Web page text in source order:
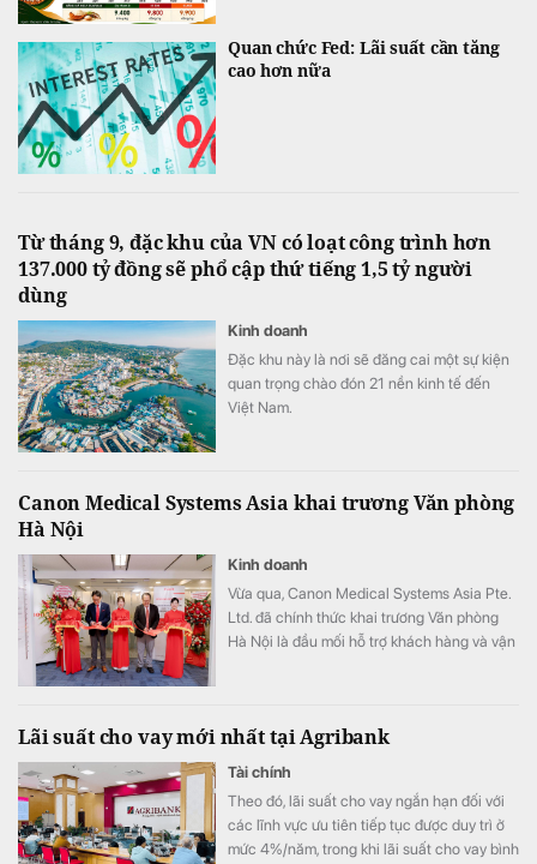
Quan chức Fed: Lãi suất cần tăng
cao hơn nữa
Từ tháng 9, đặc khu của VN có loạt công trình hơn
137.000 tỷ đồng sẽ phổ cập thứ tiếng 1,5 tỷ người
dùng
Kinh doanh
Đặc khu này là nơi sẽ đăng cai một sự kiện
quan trọng chào đón 21 nền kinh tế đến
Việt Nam.
Canon Medical Systems Asia khai trương Văn phòng
Hà Nội
Kinh doanh
Vừa qua, Canon Medical Systems Asia Pte.
Ltd. đã chính thức khai trương Văn phòng
Hà Nội là đầu mối hỗ trợ khách hàng và vận
Lãi suất cho vay mới nhất tại Agribank
Tài chính
Theo đó, lãi suất cho vay ngắn hạn đối với
các lĩnh vực ưu tiên tiếp tục được duy trì ở
mức 4%/năm, trong khi lãi suất cho vay bình